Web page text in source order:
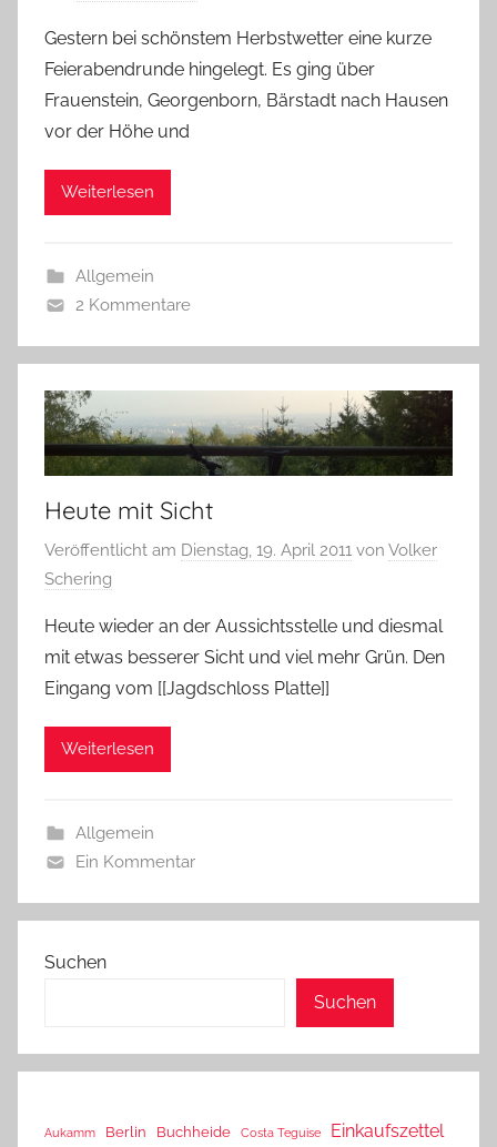
Gestern bei schönstem Herbstwetter eine kurze
Feierabendrunde hingelegt. Es ging über
Frauenstein, Georgenborn, Bärstadt nach Hausen
vor der Höhe und
Weiterlesen
Allgemein
2 Kommentare
Heute mit Sicht
Veröffentlicht am Dienstag, 19. April 2011 von Volker
Schering
Heute wieder an der Aussichtsstelle und diesmal
mit etwas besserer Sicht und viel mehr Grün. Den
Eingang vom [[Jagdschloss Platte]]
Weiterlesen
Allgemein
Ein Kommentar
Suchen
Suchen
Aukamm Berlin Buchheide Costa Teguise Einkaufszettel